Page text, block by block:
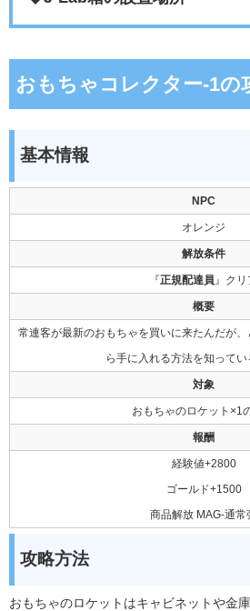
おもちゃコレクター-1の
基本情報
NPC
オレンジ
解放条件
『正規配達員 』クリ
概要
常連客が最新のおもちゃを買いに来たんだが
ら手に入れる方法を知ってい
対象
おもちゃのロケット×1
報酬
経験値+2800
ゴールド+1500
商品解放 MAG-通常
攻略方法
おもちゃのロケットはキャビネットや金